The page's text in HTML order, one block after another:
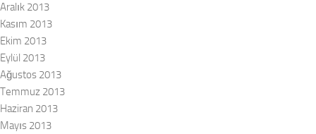
Aralık 2013
Kasım 2013
Ekim 2013
Eylül 2013
Ağustos 2013
Temmuz 2013
Haziran 2013
Mayıs 2013